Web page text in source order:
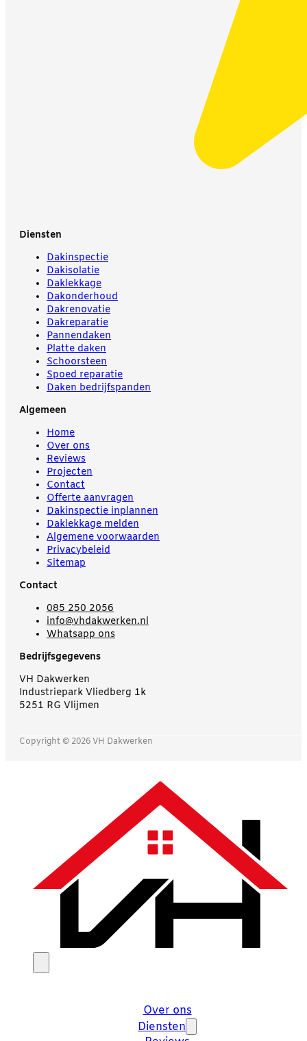
Diensten
Dakinspectie
Dakisolatie
Daklekkage
Dakonderhoud
Dakrenovatie
Dakreparatie
Pannendaken
Platte daken
Schoorsteen
Spoed reparatie
Daken bedrijfspanden
Algemeen
Home
Over ons
Reviews
Projecten
Contact
Offerte aanvragen
Dakinspectie inplannen
Daklekkage melden
Algemene voorwaarden
Privacybeleid
Sitemap
Contact
085 250 2056
info@vhdakwerken.nl
Whatsapp ons
Bedrijfsgegevens
VH Dakwerken
Industriepark Vliedberg 1k
5251 RG Vlijmen
Copyright © 2026 VH Dakwerken
Over ons
Diensten